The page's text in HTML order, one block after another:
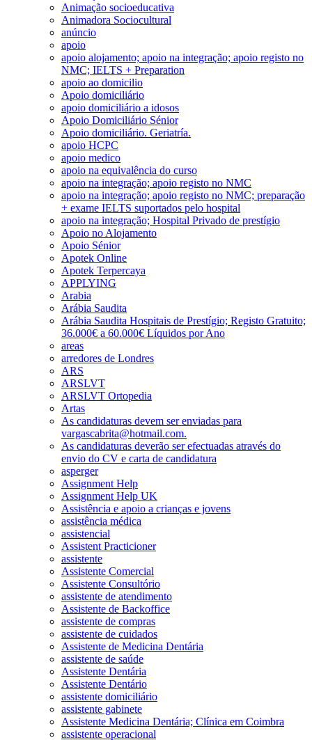
Animação socioeducativa
Animadora Sociocultural
anúncio
apoio
apoio alojamento; apoio na integração; apoio registo no
NMC; IELTS + Preparation
apoio ao domicilio
Apoio domiciliário
apoio domiciliário a idosos
Apoio Domiciliário Sénior
Apoio domiciliário. Geriatría.
apoio HCPC
apoio medico
apoio na equivalência do curso
apoio na integração; apoio registo no NMC
apoio na integração; apoio registo no NMC; preparação
+ exame IELTS suportados pelo hospital
apoio na integração; Hospital Privado de prestígio
Apoio no Alojamento
Apoio Sénior
Apotek Online
Apotek Terpercaya
APPLYING
Arabia
Arábia Saudita
Arábia Saudita Hospitais de Prestígio; Registo Gratuito;
36.000€ a 60.000€ Líquidos por Ano
areas
arredores de Londres
ARS
ARSLVT
ARSLVT Ortopedia
Artas
As candidaturas devem ser enviadas para
vargascabrita@hotmail.com.
As candidaturas deverão ser efectuadas através do
envio do CV e carta de candidatura
asperger
Assignment Help
Assignment Help UK
Assistência e apoio a crianças e jovens
assistência médica
assistencial
Assistent Practicioner
assistente
Assistente Comercial
Assistente Consultório
assistente de atendimento
Assistente de Backoffice
assistente de compras
assistente de cuidados
Assistente de Medicina Dentária
assistente de saúde
Assistente Dentária
Assistente Dentário
assistente domiciliário
assistente gabinete
Assistente Medicina Dentária; Clínica em Coimbra
assistente operacional